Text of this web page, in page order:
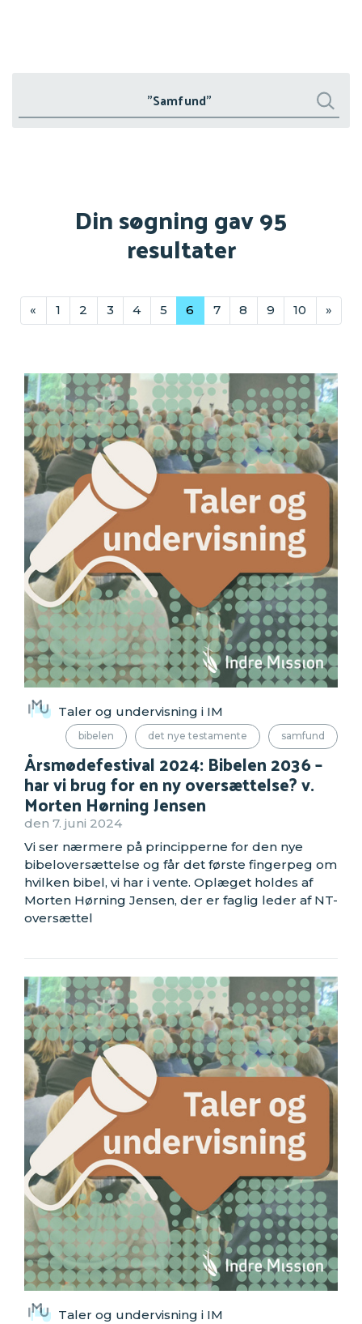
Søg
Din søgning gav 95
resultater
« 1 2 3 4 5 6 7 8 9 10 »
Taler og undervisning i IM
bibelen det nye testamente samfund
Årsmødefestival 2024: Bibelen 2036 –
har vi brug for en ny oversættelse? v.
Morten Hørning Jensen
den 7. juni 2024
Vi ser nærmere på principperne for den nye
bibeloversættelse og får det første fingerpeg om
hvilken bibel, vi har i vente. Oplæget holdes af
Morten Hørning Jensen, der er faglig leder af NT-
oversættel
Taler og undervisning i IM